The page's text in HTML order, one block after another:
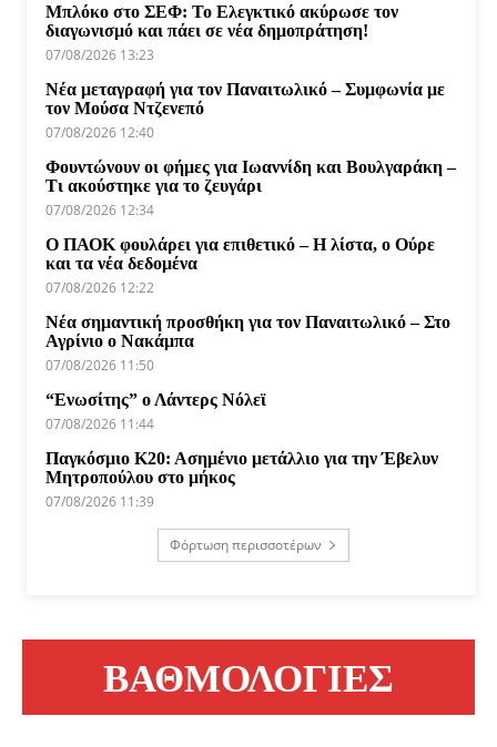
Μπλόκο στο ΣΕΦ: Το Ελεγκτικό ακύρωσε τον
διαγωνισμό και πάει σε νέα δημοπράτηση!
07/08/2026 13:23
Νέα μεταγραφή για τον Παναιτωλικό – Συμφωνία με
τον Μούσα Ντζενεπό
07/08/2026 12:40
Φουντώνουν οι φήμες για Ιωαννίδη και Βουλγαράκη –
Τι ακούστηκε για το ζευγάρι
07/08/2026 12:34
Ο ΠΑΟΚ φουλάρει για επιθετικό – Η λίστα, ο Ούρε
και τα νέα δεδομένα
07/08/2026 12:22
Νέα σημαντική προσθήκη για τον Παναιτωλικό – Στο
Αγρίνιο ο Νακάμπα
07/08/2026 11:50
“Ενωσίτης” ο Λάντερς Νόλεϊ
07/08/2026 11:44
Παγκόσμιο Κ20: Ασημένιο μετάλλιο για την Έβελυν
Μητροπούλου στο μήκος
07/08/2026 11:39
Φόρτωση περισσοτέρων
ΒΑΘΜΟΛΟΓΙΕΣ